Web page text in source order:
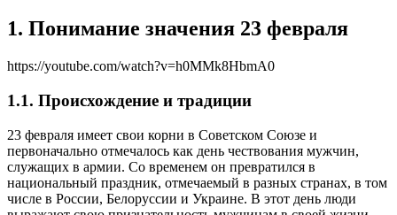
1. Понимание значения 23 февраля
https://youtube.com/watch?v=h0MMk8HbmA0
1.1. Происхождение и традиции
23 февраля имеет свои корни в Советском Союзе и
первоначально отмечалось как день чествования мужчин,
служащих в армии. Со временем он превратился в
национальный праздник, отмечаемый в разных странах, в том
числе в России, Белоруссии и Украине. В этот день люди